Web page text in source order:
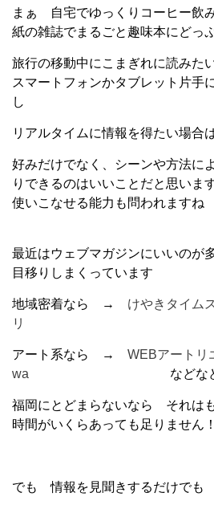
まぁ 自宅でゆっくりコーヒー飲
紙の雑誌でまるごと趣味本にどっ
旅行の移動中にこまぎれに読みた
スマートフォンかタブレット片手
し
リアルタイムに情報を得たい場合
好みだけでなく、シーンや方法に
りできるのはいいことだと思いま
使いこなせる能力も問われますね
最近はウェブマガジンにいいのが
目移りしまくっています
地域密着なら → けやきタイムス
リ
アート系なら → WEBアートリ
wa などな
福岡にとどまらないなら それは
時間がいくらあっても足りません！
でも 情報を見聞きするだけでも